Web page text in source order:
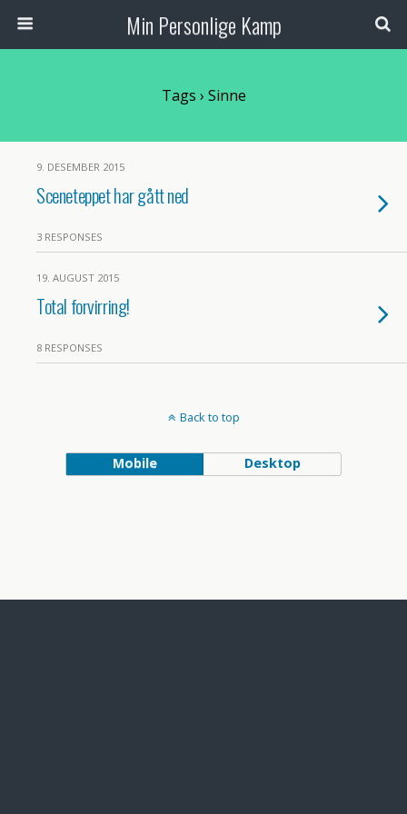
Min Personlige Kamp
Tags › Sinne
9. DESEMBER 2015
Sceneteppet har gått ned
3 RESPONSES
19. AUGUST 2015
Total forvirring!
8 RESPONSES
Back to top
Mobile Desktop